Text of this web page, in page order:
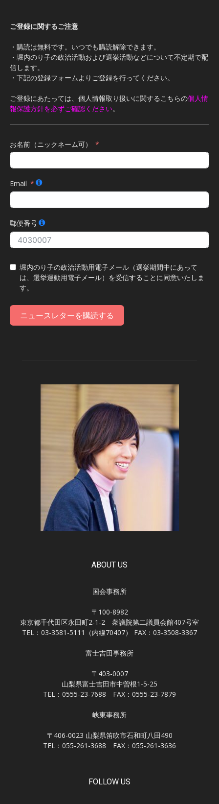
ご登録に関するご注意
・購読は無料です。いつでも購読解除できます。
・堀内のり子の政治活動および選挙活動などについて不定期で配
信します。
・下記の登録フォームよりご登録を行ってください。
ご登録にあたっては、個人情報取り扱いに関するこちらの個人情
報保護方針を必ずご確認ください。
お名前（ニックネーム可）
Email
郵便番号
堀内のり子の政治活動用電子メール（選挙期間中にあって
は、選挙運動用電子メール）を受信することに同意いたしま
す。
ニュースレターを購読する
ABOUT US
国会事務所
〒100-8982
東京都千代田区永田町2-1-2 衆議院第二議員会館407号室
TEL：03-3581-5111（内線70407） FAX：03-3508-3367
富士吉田事務所
〒403-0007
山梨県富士吉田市中曽根1-5-25
TEL：0555-23-7688 FAX：0555-23-7879
峡東事務所
〒406-0023 山梨県笛吹市石和町八田490
TEL：055-261-3688 FAX：055-261-3636
FOLLOW US